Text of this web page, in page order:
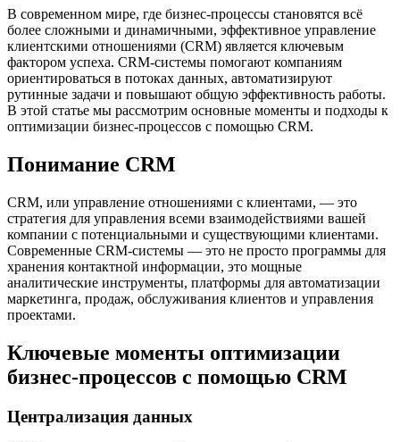
В современном мире, где бизнес-процессы становятся всё
более сложными и динамичными, эффективное управление
клиентскими отношениями (CRM) является ключевым
фактором успеха. CRM-системы помогают компаниям
ориентироваться в потоках данных, автоматизируют
рутинные задачи и повышают общую эффективность работы.
В этой статье мы рассмотрим основные моменты и подходы к
оптимизации бизнес-процессов с помощью CRM.
Понимание CRM
CRM, или управление отношениями с клиентами, — это
стратегия для управления всеми взаимодействиями вашей
компании с потенциальными и существующими клиентами.
Современные CRM-системы — это не просто программы для
хранения контактной информации, это мощные
аналитические инструменты, платформы для автоматизации
маркетинга, продаж, обслуживания клиентов и управления
проектами.
Ключевые моменты оптимизации
бизнес-процессов с помощью CRM
Централизация данных